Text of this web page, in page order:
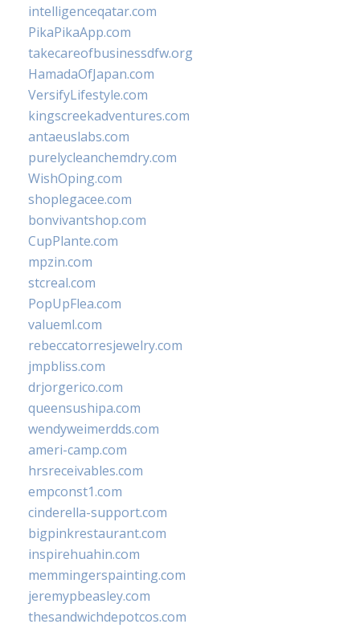
intelligenceqatar.com
PikaPikaApp.com
takecareofbusinessdfw.org
HamadaOfJapan.com
VersifyLifestyle.com
kingscreekadventures.com
antaeuslabs.com
purelycleanchemdry.com
WishOping.com
shoplegacee.com
bonvivantshop.com
CupPlante.com
mpzin.com
stcreal.com
PopUpFlea.com
valueml.com
rebeccatorresjewelry.com
jmpbliss.com
drjorgerico.com
queensushipa.com
wendyweimerdds.com
ameri-camp.com
hrsreceivables.com
empconst1.com
cinderella-support.com
bigpinkrestaurant.com
inspirehuahin.com
memmingerspainting.com
jeremypbeasley.com
thesandwichdepotcos.com